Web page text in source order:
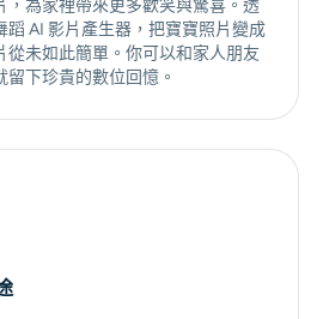
，為家裡帶來更多歡笑與驚喜。透
蹈 AI 影片產生器，把寶寶照片變成
從未如此簡單。你可以和家人朋友
下珍貴的數位回憶。